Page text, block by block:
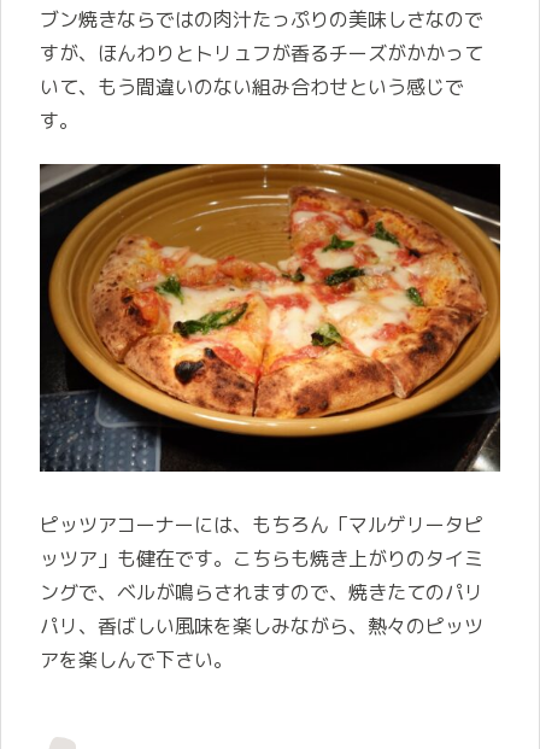
ブン焼きならではの肉汁たっぷりの美味しさなので
すが、ほんわりとトリュフが香るチーズがかかって
いて、もう間違いのない組み合わせという感じで
す。
ピッツアコーナーには、もちろん「マルゲリータピ
ッツア」も健在です。こちらも焼き上がりのタイミ
ングで、ベルが鳴らされますので、焼きたてのパリ
パリ、香ばしい風味を楽しみながら、熱々のピッツ
アを楽しんで下さい。